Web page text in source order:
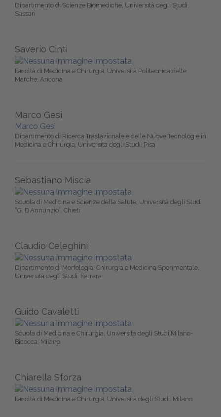
Dipartimento di Scienze Biomediche, Università degli Studi,
Sassari
Saverio Cinti
Facoltà di Medicina e Chirurgia, Università Politecnica delle
Marche, Ancona
Marco Gesi
Marco Gesi
Dipartimento di Ricerca Traslazionale e delle Nuove Tecnologie in
Medicina e Chirurgia, Università degli Studi, Pisa
Sebastiano Miscia
Scuola di Medicina e Scienze della Salute, Università degli Studi
“G. D’Annunzio”, Chieti
Claudio Celeghini
Dipartimento di Morfologia, Chirurgia e Medicina Sperimentale,
Università degli Studi, Ferrara
Guido Cavaletti
Scuola di Medicina e Chirurgia, Università degli Studi Milano-
Bicocca, Milano
Chiarella Sforza
Facoltà di Medicina e Chirurgia, Università degli Studi, Milano